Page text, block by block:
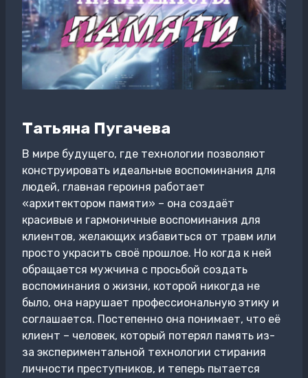
Татьяна Пугачева
В мире будущего, где технологии позволяют
конструировать идеальные воспоминания для
людей, главная героиня работает
«архитектором памяти» – она создаёт
красивые и гармоничные воспоминания для
клиентов, желающих избавиться от травм или
просто украсить своё прошлое. Но когда к ней
обращается мужчина с просьбой создать
воспоминания о жизни, которой никогда не
было, она нарушает профессиональную этику и
соглашается. Постепенно она понимает, что её
клиент – человек, который потерял память из-
за экспериментальной технологии стирания
личности преступников, и теперь пытается